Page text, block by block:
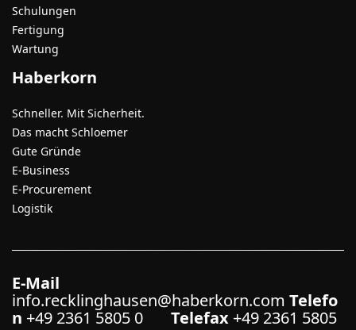
Schulungen
Fertigung
Wartung
Haberkorn
Schneller. Mit Sicherheit.
Das macht Schloemer
Gute Gründe
E-Business
E-Procurement
Logistik
E-Mail
info.recklinghausen@haberkorn.com Telefo
n +49 2361 5805 0 Telefax +49 2361 5805